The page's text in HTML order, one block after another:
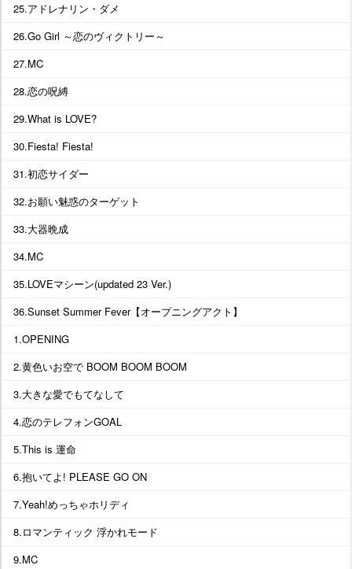
25.アドレナリン・ダメ
26.Go Girl ～恋のヴィクトリー～
27.MC
28.恋の呪縛
29.What is LOVE?
30.Fiesta! Fiesta!
31.初恋サイダー
32.お願い魅惑のターゲット
33.大器晩成
34.MC
35.LOVEマシーン(updated 23 Ver.)
36.Sunset Summer Fever【オープニングアクト】
1.OPENING
2.黄色いお空で BOOM BOOM BOOM
3.大きな愛でもてなして
4.恋のテレフォンGOAL
5.This is 運命
6.抱いてよ! PLEASE GO ON
7.Yeah!めっちゃホリディ
8.ロマンティック 浮かれモード
9.MC